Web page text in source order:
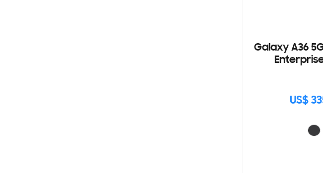
Galaxy A36
US$